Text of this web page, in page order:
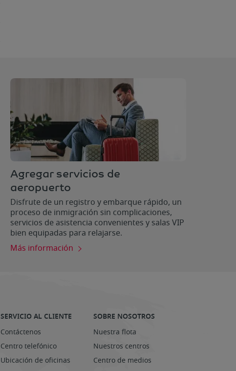
Agregar servicios de
aeropuerto
Disfrute de un registro y embarque rápido, un
proceso de inmigración sin complicaciones,
servicios de asistencia convenientes y salas VIP
bien equipadas para relajarse.
Más información
SERVICIO AL CLIENTE
Contáctenos
Centro telefónico
Ubicación de oficinas
SOBRE NOSOTROS
Nuestra flota
Nuestros centros
Centro de medios